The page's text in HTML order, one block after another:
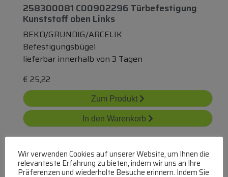
258300081 C00902296 Türbefestigung
Kunststoff oben Links
BEKO/GRUNDIG/ARCELIK
Befestigungsbügel
lieferbar innerhalb von 3 Tagen
€ 25,22
Zum Produkt
In den Warenkorb
Wir verwenden Cookies auf unserer Website, um Ihnen die
relevanteste Erfahrung zu bieten, indem wir uns an Ihre
Präferenzen und wiederholte Besuche erinnern. Indem Sie